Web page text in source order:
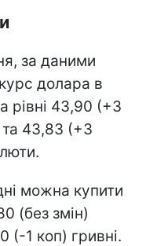
за даними
долара в
рівні 43,90 (+3
та 43,83 (+3
можна купити
(без змін)
(-1 коп) гривні.